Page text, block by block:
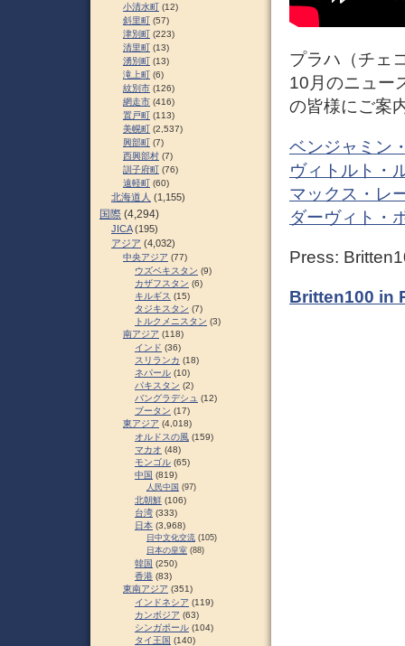
プラハ（チェ
10月のニュー
の皆様にご案
ベンジャミン
ヴィトルト・
マックス・レ
ダーヴィト・
Press:
Britten100 in
小清水町 (12)
斜里町 (57)
津別町 (223)
清里町 (13)
湧別町 (13)
滝上町 (6)
紋別市 (126)
網走市 (416)
置戸町 (113)
美幌町 (2,537)
興部町 (7)
西興部村 (7)
訓子府町 (76)
遠軽町 (60)
北海道人 (1,155)
国際 (4,294)
JICA(195)
アジア (4,032)
中央アジア (77)
ウズベキスタン (9)
カザフスタン (6)
キルギス (15)
タジキスタン (7)
トルクメニスタン (3)
南アジア (118)
インド (36)
スリランカ (18)
ネパール (10)
パキスタン (2)
バングラデシュ (12)
ブータン (17)
東アジア (4,018)
オルドスの風 (159)
マカオ (48)
モンゴル (65)
中国 (819)
人民中国 (97)
北朝鮮 (106)
台湾 (333)
日本 (3,968)
日中文化交流 (105)
日本の皇室 (88)
韓国 (250)
香港 (83)
東南アジア (351)
インドネシア (119)
カンボジア (63)
シンガポール (104)
タイ王国 (140)